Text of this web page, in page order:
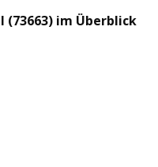
im Überblick